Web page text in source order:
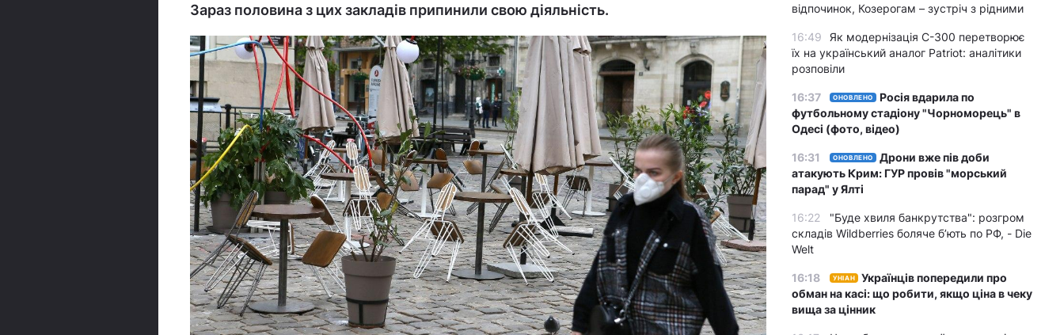
Зараз половина з цих закладів припинили свою діяльність.
відпочинок, Козерогам – зустріч з рідними
16:49
Як модернізація С-300 перетворює
їх на український аналог Patriot: аналітики
розповіли
16:37 ОНОВЛЕНО
Росія вдарила по
футбольному стадіону "Чорноморець" в
Одесі (фото, відео)
16:31 ОНОВЛЕНО
Дрони вже пів доби
атакують Крим: ГУР провів "морський
парад" у Ялті
16:22
"Буде хвиля банкрутства": розгром
складів Wildberries боляче бʼють по РФ, - Die
Welt
16:18 УНІАН
Українців попередили про
обман на касі: що робити, якщо ціна в чеку
вища за цінник